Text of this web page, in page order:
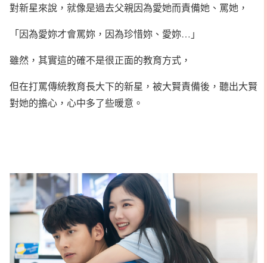
對新星來說，就像是過去父親因為愛她而責備她、罵她，
「因為愛妳才會罵妳，因為珍惜妳、愛妳…」
雖然，其實這的確不是很正面的教育方式，
但在打罵傳統教育長大下的新星，被大賢責備後，聽出大賢
對她的擔心，心中多了些暖意。